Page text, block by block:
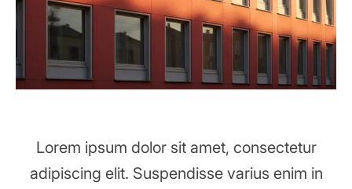
Lorem ipsum dolor sit amet, consectetur
adipiscing elit. Suspendisse varius enim in